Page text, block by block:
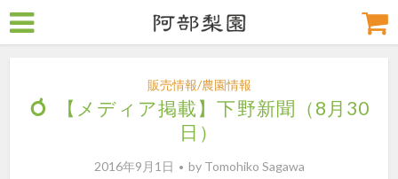
販売情報/農園情報
【メディア掲載】下野新聞（8月30
日）
2016年9月1日 by Tomohiko Sagawa